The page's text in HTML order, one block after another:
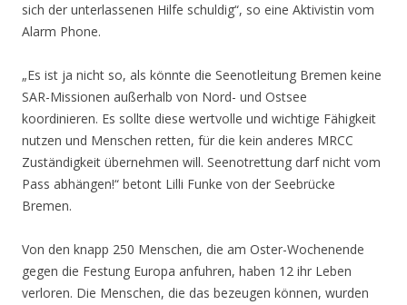
sich der unterlassenen Hilfe schuldig“, so eine Aktivistin vom
Alarm Phone.
„Es ist ja nicht so, als könnte die Seenotleitung Bremen keine
SAR-Missionen außerhalb von Nord- und Ostsee
koordinieren. Es sollte diese wertvolle und wichtige Fähigkeit
nutzen und Menschen retten, für die kein anderes MRCC
Zuständigkeit übernehmen will. Seenotrettung darf nicht vom
Pass abhängen!“ betont Lilli Funke von der Seebrücke
Bremen.
Von den knapp 250 Menschen, die am Oster-Wochenende
gegen die Festung Europa anfuhren, haben 12 ihr Leben
verloren. Die Menschen, die das bezeugen können, wurden